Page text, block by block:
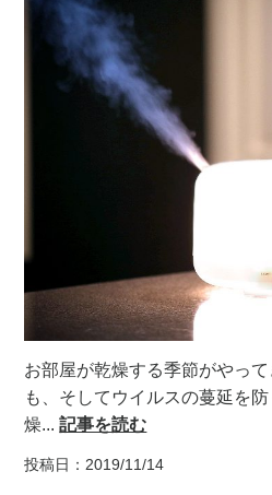
お部屋が乾燥する季節がやっ
も、そしてウイルスの蔓延を
燥...記事を読む
投稿日：2019/11/14